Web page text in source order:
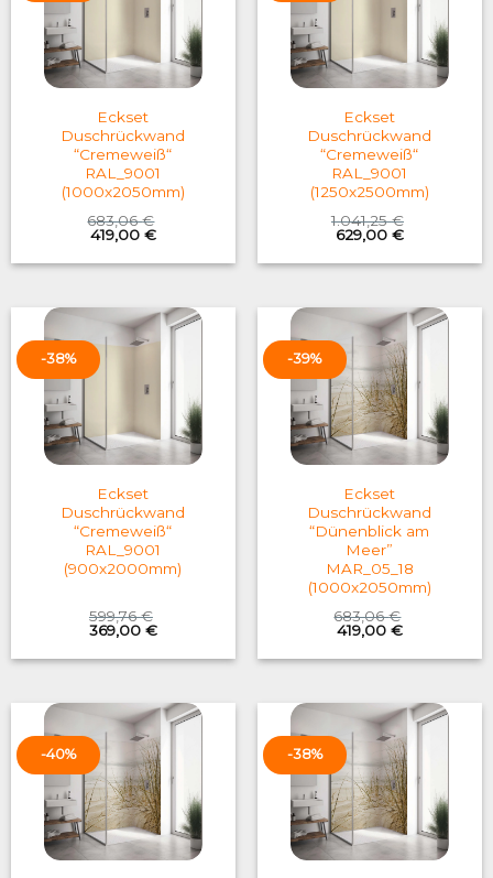
Eckset
Duschrückwand
“Cremeweiß“
RAL_9001
(1000x2050mm)
683,06€
Original
price
was:
419,00 €Current
is:
Eckset
Duschrückwand
“Cremeweiß“
RAL_9001
(1250x2500mm)
1.041,25€
Original
price
was:
629,00 €Current
is:
-38%
Eckset
Duschrückwand
“Cremeweiß“
RAL_9001
(900x2000mm)
599,76€
Original
price
was:
369,00 €Current
is:
-39%
Eckset
Duschrückwand
“Dünenblick am
Meer”
MAR_05_18
(1000x2050mm)
683,06€
Original
price
was:
419,00 €Current
is:
-40% -38%